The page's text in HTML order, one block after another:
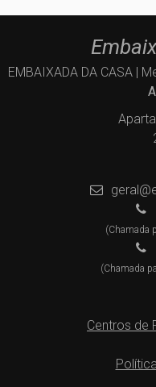
EMBAIXADA DA CASA |
(Chamada
(Chamada
Centros de